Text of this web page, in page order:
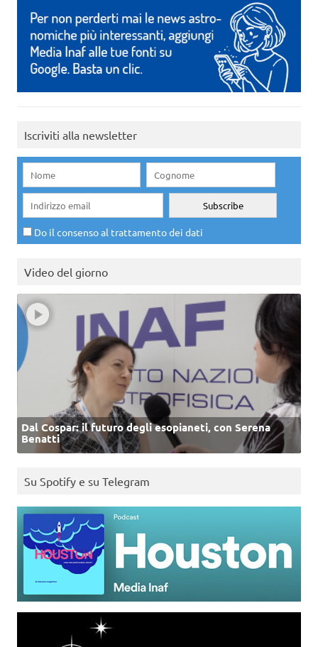
Iscriviti alla newsletter
Do il consenso al trattamento dei dati
Video del giorno
Dal Cospar: il futuro degli esopianeti, con Serena
Benatti
Su Spotify e su Telegram